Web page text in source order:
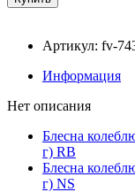
Артикул: fv-
Информация
Нет описания
Блесна
г) RB
Блесна
г) NS